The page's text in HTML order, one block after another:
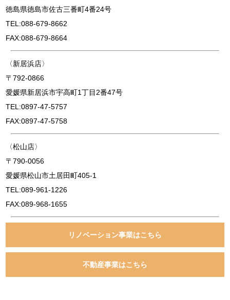
徳島県徳島市佐古三番町4番24号
TEL:088-679-8662
FAX:088-679-8664
〈新居浜店〉
〒792-0866
愛媛県新居浜市宇高町1丁目2番47号
TEL:0897-47-5757
FAX:0897-47-5758
〈松山店〉
〒790-0056
愛媛県松山市土居田町405-1
TEL:089-961-1226
FAX:089-968-1655
リノベーション事業はこちら
不動産事業はこちら